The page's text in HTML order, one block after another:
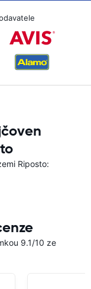
Riposto:
9.1/10 ze